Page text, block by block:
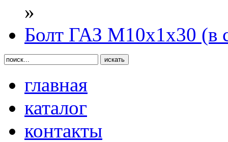
»
Болт ГАЗ М10х1х30 (в
главная
каталог
контакты